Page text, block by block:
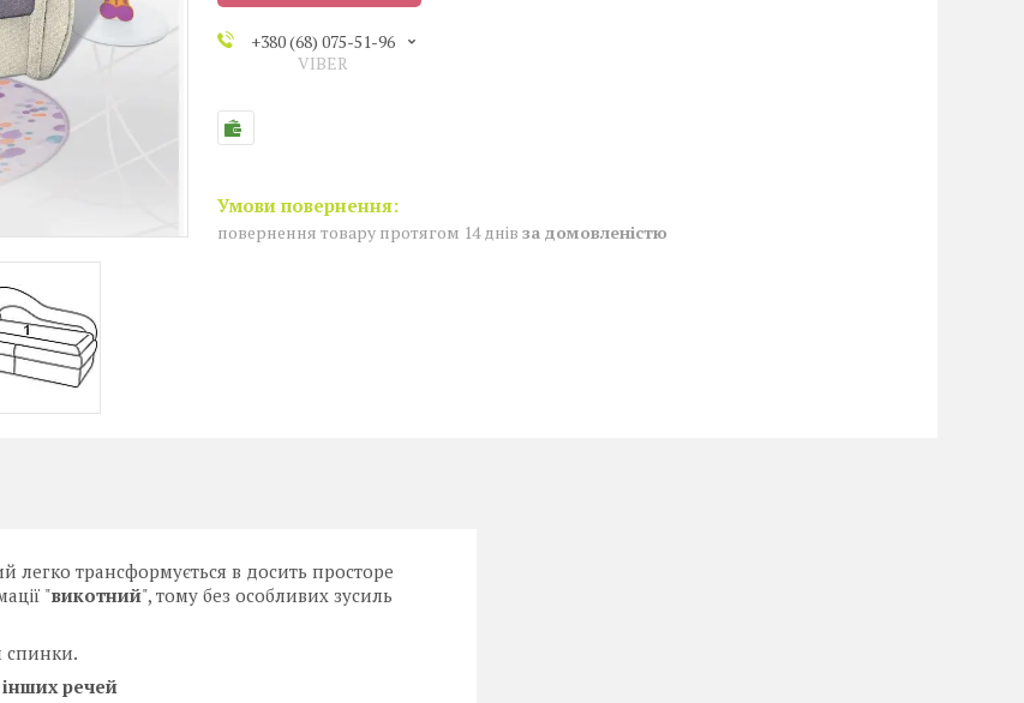
+380 (68) 075-51-96
VIBER
повернення товару протягом 14 днів за домовленістю
трансформується в досить просторе
"викотний", тому без особливих зусиль
спинки.
речей